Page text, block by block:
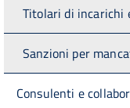
Titolari di incarichi
Sanzioni per
Consulenti e